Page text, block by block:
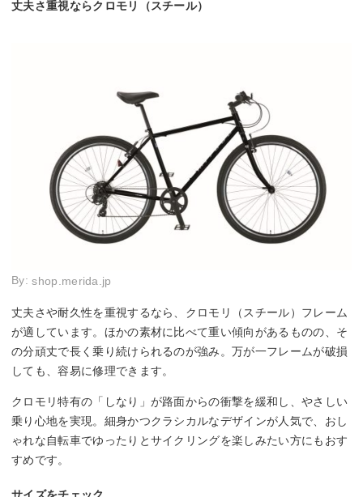
丈夫さ重視ならクロモリ（スチール）
By:shop.merida.jp
丈夫さや耐久性を重視するなら、クロモリ（スチール）フレーム
が適しています。ほかの素材に比べて重い傾向があるものの、そ
の分頑丈で長く乗り続けられるのが強み。万が一フレームが破損
しても、容易に修理できます。
クロモリ特有の「しなり」が路面からの衝撃を緩和し、やさしい
乗り心地を実現。細身かつクラシカルなデザインが人気で、おし
ゃれな自転車でゆったりとサイクリングを楽しみたい方にもおす
すめです。
サイズをチェック